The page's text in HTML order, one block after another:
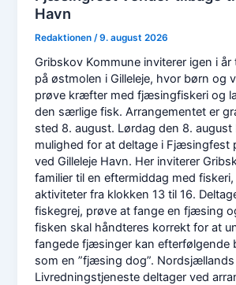
Havn
Redaktionen/9. august 2026
Gribskov Kommune inviterer igen i
på østmolen i Gilleleje, hvor børn og
prøve kræfter med fjæsingfiskeri og
den særlige fisk. Arrangementet er
sted 8. august. Lørdag den 8. august
mulighed for at deltage i Fjæsingfest
ved Gilleleje Havn. Her inviterer
familier til en eftermiddag med
aktiviteter fra klokken 13 til 16.
fiskegrej, prøve at fange en fjæsing
fisken skal håndteres korrekt for at
fangede fjæsinger kan efterfølgende
som en ”fjæsing dog”. Nordsjællands
Livredningstjeneste deltager ved